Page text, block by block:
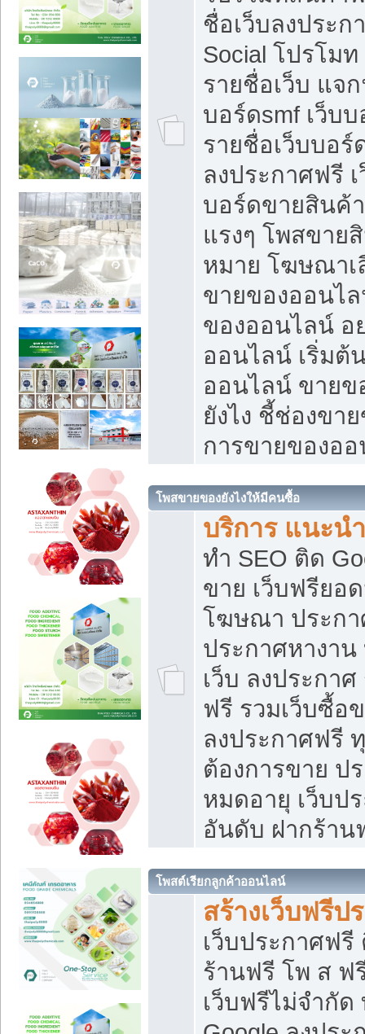
ชื่อเว็บลงประ
Social โปรโม
รายชื่อเว็บ แจ
บอร์ดsmf เว็บ
รายชื่อเว็บบอ
ลงประกาศฟรี
บอร์ดขายสินค้
แรงๆ โพสขาย
หมาย โฆษณาเ
ขายของออนไ
ของออนไลน์ อ
ออนไลน์ เริ่มต้
ออนไลน์ ขายข
ยังไง ชี้ช่องขา
การขายของอ
โพสขายของยังไงให้มีคนซื้อ
บริการ แนะน
ทำ SEO ติด
ขาย เว็บฟรียอ
โฆษณา ประกา
ประกาศหางา
เว็บ ลงประกา
ฟรี รวมเว็บซื้อ
ลงประกาศฟรี
ต้องการขาย ป
หมดอายุ เว็บป
อันดับ ฝากร้าน
โพสต์เรียกลูกค้าออนไลน์
สร้างเว็บฟรีป
เว็บประกาศฟ
ร้านฟรี โพ ส ฟ
เว็บฟรีไม่จำกัด